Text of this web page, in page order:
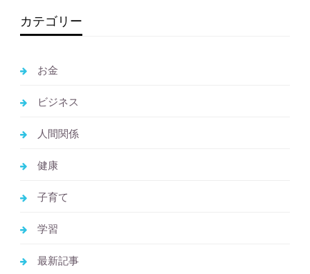
カテゴリー
お金
ビジネス
人間関係
健康
子育て
学習
最新記事